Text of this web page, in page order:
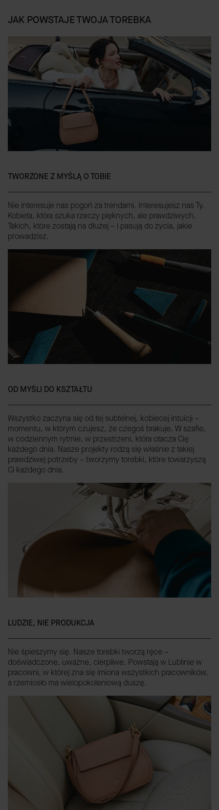
JAK POWSTAJE TWOJA TOREBKA
TWORZONE Z MYŚLĄ O TOBIE
Nie interesuje nas pogoń za trendami. Interesujesz nas Ty.
Kobieta, która szuka rzeczy pięknych, ale prawdziwych.
Takich, które zostają na dłużej – i pasują do życia, jakie
prowadzisz.
OD MYŚLI DO KSZTAŁTU
Wszystko zaczyna się od tej subtelnej, kobiecej intuicji –
momentu, w którym czujesz, że czegoś brakuje. W szafie,
w codziennym rytmie, w przestrzeni, która otacza Cię
każdego dnia. Nasze projekty rodzą się właśnie z takiej
prawdziwej potrzeby – tworzymy torebki, które towarzyszą
Ci każdego dnia.
LUDZIE, NIE PRODUKCJA
Nie śpieszymy się. Nasze torebki tworzą ręce –
doświadczone, uważne, cierpliwe. Powstają w Lublinie w
pracowni, w której zna się imiona wszystkich pracowników,
a rzemiosło ma wielopokoleniową duszę.